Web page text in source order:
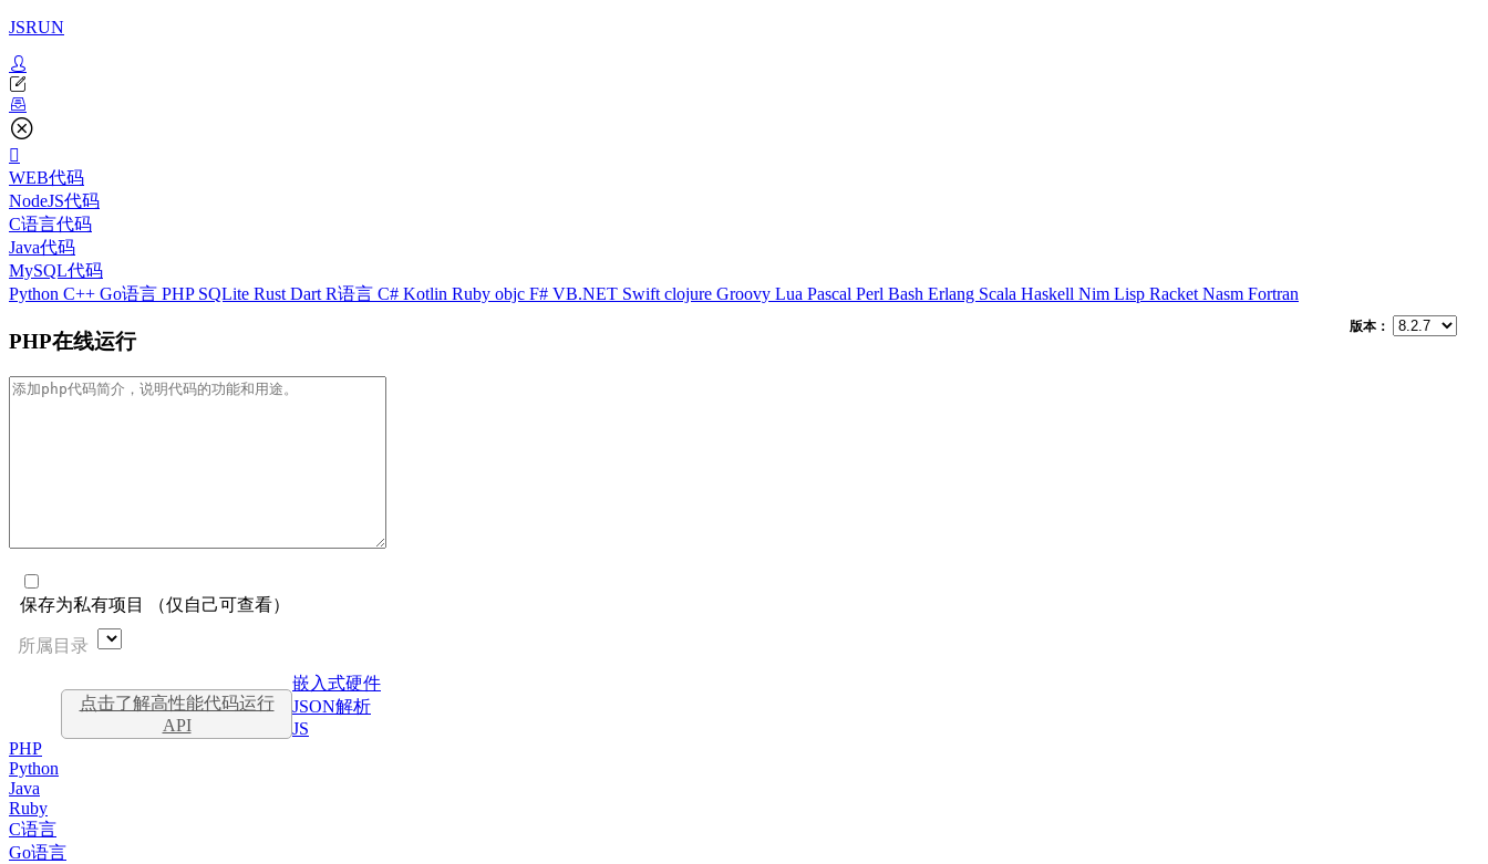
JSRUN
WEB代码
NodeJS代码
C语言代码
Java代码
MySQL代码
Python C++ Go语言 PHP SQLite Rust Dart R语言 C# Kotlin Ruby objc F# VB.NET Swift clojure Groovy Lua Pascal Perl Bash Erlang Scala Haskell Nim Lisp Racket Nasm Fortran
PHP在线运行
版本：
保存为私有项目 （仅自己可查看）
所属目录
点击了解高性能代码运行
API
嵌入式硬件
JSON解析
JS
PHP
Python
Java
Ruby
C语言
Go语言